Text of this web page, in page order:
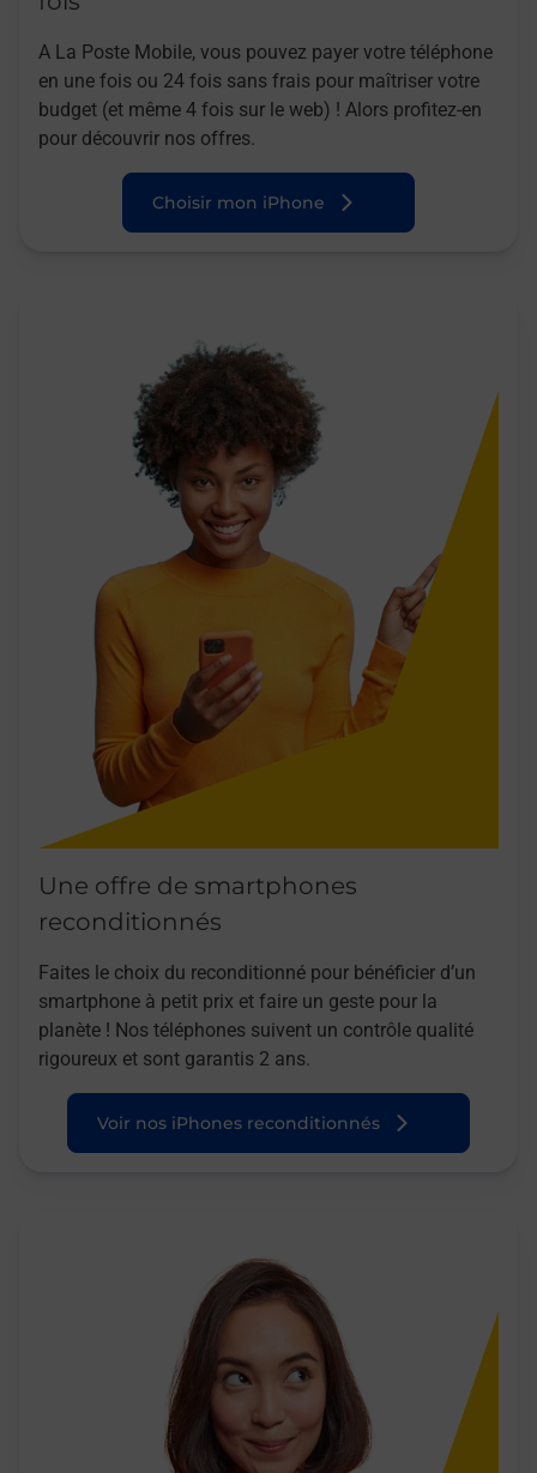
A La Poste Mobile, vous pouvez payer votre téléphone
en une fois ou 24 fois sans frais pour maîtriser votre
budget (et même 4 fois sur le web) ! Alors profitez-en
pour découvrir nos offres.
Choisir mon iPhone
Une offre de smartphones
reconditionnés
Faites le choix du reconditionné pour bénéficier d’un
smartphone à petit prix et faire un geste pour la
planète ! Nos téléphones suivent un contrôle qualité
rigoureux et sont garantis 2 ans.
Voir nos iPhones reconditionnés